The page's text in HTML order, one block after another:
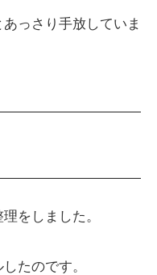
っさり手放していま
をしました。
たのです。